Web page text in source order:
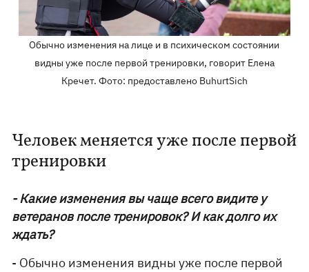
Обычно изменения на лице и в психическом состоянии
видны уже после первой тренировки, говорит Елена
Кречет. Фото: предоставлено BuhurtSich
Человек меняется уже после первой
тренировки
- Какие изменения вы чаще всего видите у
ветеранов после тренировок? И как долго их
ждать?
- Обычно изменения видны уже после первой